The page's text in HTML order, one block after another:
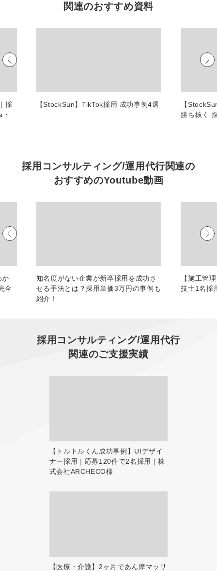
正社員
常勤監査役
関連のおすすめ資料
採
【StockSun】TikTok採用 成功事例4選
【
勝ち抜く
採用コンサルティング/運用代行関連の
おすすめのYoutube動画
か
全
知名度がない企業が新卒採用を成功さ
せる手法とは？採用単価3万円の事例も
紹介！
【施工管
技士1名採
採用コンサルティング/運用代行
関連のご支援実績
【トルトルくん成功事例】UIデザイ
ナー採用｜応募120件で2名採用｜株
式会社ARCHECO様
【医療・介護】2ヶ月であん摩マッサ